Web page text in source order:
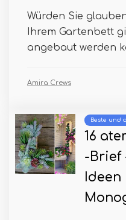
Würden Sie
Ihrem Gartenbett
angebaut werden
Amira Crews
Beste und
16
-Brief
Ideen